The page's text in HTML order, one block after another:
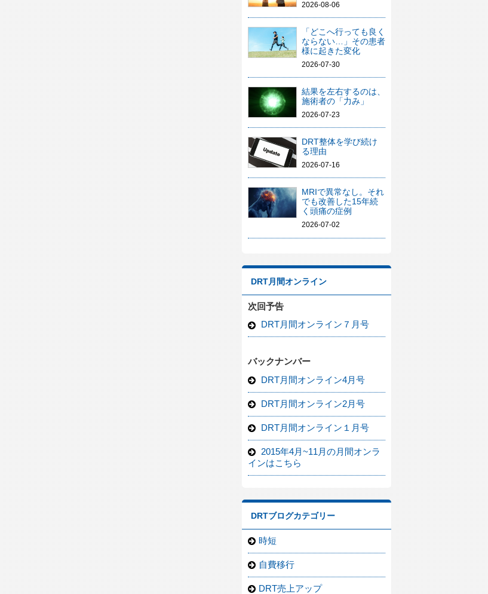
2026-08-06
「どこへ行っても良く
ならない…」その患者
様に起きた変化
2026-07-30
結果を左右するのは、
施術者の「力み」
2026-07-23
DRT整体を学び続け
る理由
2026-07-16
MRIで異常なし。それ
でも改善した15年続
く頭痛の症例
2026-07-02
DRT月間オンライン
次回予告
DRT月間オンライン７月号
バックナンバー
DRT月間オンライン4月号
DRT月間オンライン2月号
DRT月間オンライン１月号
2015年4月~11月の月間オンラ
インはこちら
DRTブログカテゴリー
時短
自費移行
DRT売上アップ